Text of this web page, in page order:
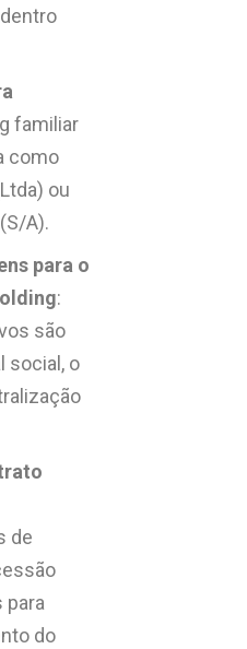
familiar
como
ou
A).
para o
:
são
social, o
de
para
do